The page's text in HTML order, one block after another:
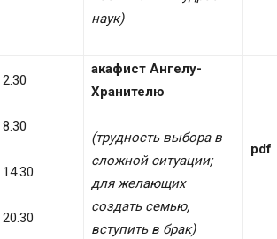
наук)
2.30
8.30
14.30
20.30
акафист Ангелу-
Хранителю
(трудность выбора в
сложной ситуации;
для желающих
создать семью,
вступить в брак)
pdf